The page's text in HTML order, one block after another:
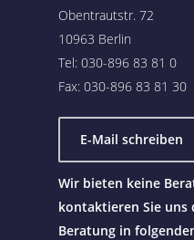
Obentrautstr. 72
10963 Berlin
Tel: 030-896 83 81 0
Fax: 030-896 83 81 30
E-Mail schreiben
Wir bieten keine
kontaktieren Sie uns
Beratung in